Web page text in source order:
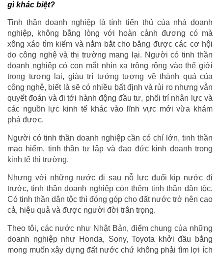
gì khác biệt?
Tinh thần doanh nghiệp là tính tiến thủ của nhà doanh
nghiệp, không bằng lòng với hoàn cảnh đương có mà
xông xáo tìm kiếm và nắm bắt cho bằng được các cơ hội
do công nghệ và thị trường mang lại. Người có tinh thần
doanh nghiệp có con mắt nhìn xa trông rộng vào thế giới
trong tương lai, giàu trí tưởng tượng về thành quả của
công nghệ, biết là sẽ có nhiều bất định và rủi ro nhưng vẫn
quyết đoán và đi tới hành động đầu tư, phối trí nhân lực và
các nguồn lực kinh tế khác vào lĩnh vực mới vừa khám
phá được.
Người có tinh thần doanh nghiệp cần có chí lớn, tinh thần
mạo hiểm, tinh thần tự lập và đạo đức kinh doanh trong
kinh tế thị trường.
Nhưng với những nước đi sau nỗ lực đuổi kịp nước đi
trước, tinh thần doanh nghiệp còn thêm tinh thần dân tộc.
Có tinh thần dân tộc thì đóng góp cho đất nước trở nên cao
cả, hiệu quả và được người đời trân trọng.
Theo tôi, các nước như Nhật Bản, điểm chung của những
doanh nghiệp như Honda, Sony, Toyota khởi đầu bằng
mong muốn xây dựng đất nước chứ không phải tìm lợi ích